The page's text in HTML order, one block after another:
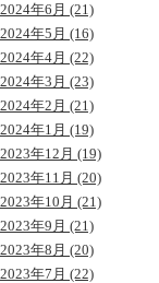
2024年6月 (21)
2024年5月 (16)
2024年4月 (22)
2024年3月 (23)
2024年2月 (21)
2024年1月 (19)
2023年12月 (19)
2023年11月 (20)
2023年10月 (21)
2023年9月 (21)
2023年8月 (20)
2023年7月 (22)